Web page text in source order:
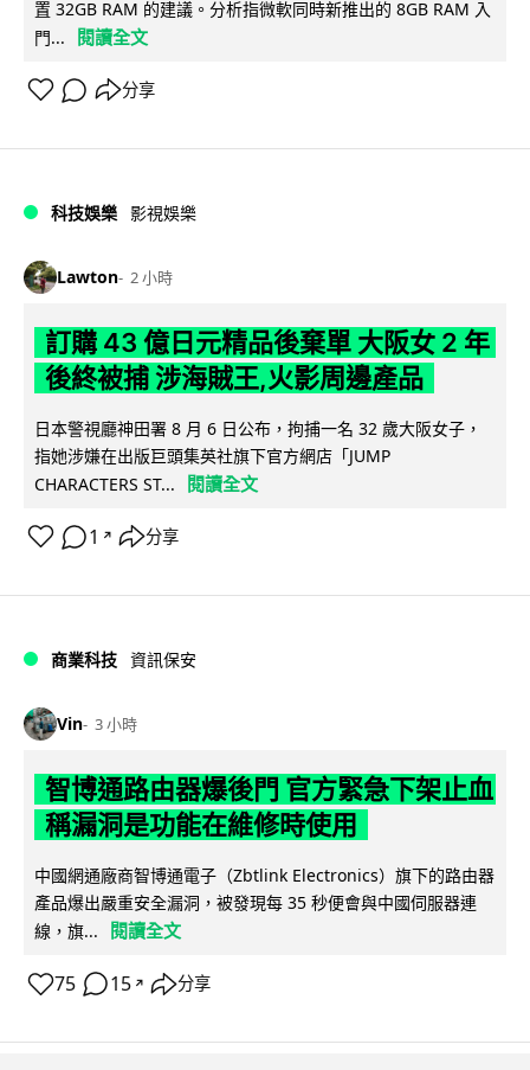
置 32GB RAM 的建議。分析指微軟同時新推出的 8GB RAM 入
門...
閱讀全文
分享
科技娛樂 影視娛樂
Lawton 2 小時
訂購 43 億日元精品後棄單 大阪女 2 年
後終被捕 涉海賊王,火影周邊產品
日本警視廳神田署 8 月 6 日公布，拘捕一名 32 歲大阪女子，
指她涉嫌在出版巨頭集英社旗下官方網店「JUMP
CHARACTERS ST...
閱讀全文
1 ↗ 分享
商業科技 資訊保安
Vin 3 小時
智博通路由器爆後門 官方緊急下架止血
稱漏洞是功能在維修時使用
中國網通廠商智博通電子（Zbtlink Electronics）旗下的路由器
產品爆出嚴重安全漏洞，被發現每 35 秒便會與中國伺服器連
線，旗...
閱讀全文
75 15 ↗ 分享